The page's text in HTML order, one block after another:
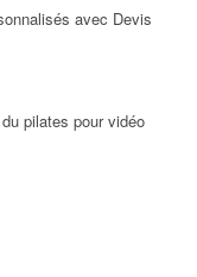
avec Devis
pilates pour vidéo